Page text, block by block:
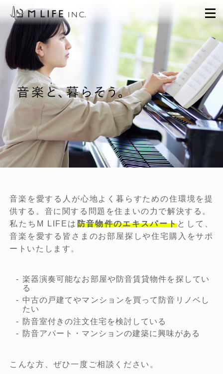
Skip
to
content
音楽を愛する人が心地よく暮らすための住環境を提
供する。音に関する問題を住まいの力で解決する。
私たちM LIFEは 防音物件のエキスパートとして、
音楽を愛する皆さまのお部屋探しや住宅購入をサポ
ートいたします。
楽器演奏可能なお部屋や防音賃貸物件を探してい
る
中古の戸建てやマンションを買って防音リノベし
たい
防音室付きの注文住宅を検討している
防音アパート・マンションの建築に興味がある
こんな方、ぜひ一度ご相談ください。